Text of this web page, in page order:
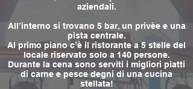
aziendali.
All’interno si trovano 5 bar, un privèe e una
pista centrale.
Al primo piano c’è il ristorante a 5 stelle del
locale riservato solo a 140 persone.
Durante la cena sono serviti i migliori piatti
di carne e pesce degni di una cucina
stellata!